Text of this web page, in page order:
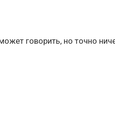
говорить, но точно